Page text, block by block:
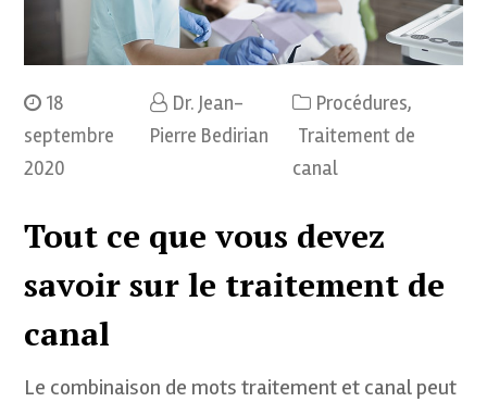
18
septembre
2020
Dr. Jean-
Pierre Bedirian
Procédures,
Traitement de
canal
Tout ce que vous devez
savoir sur le traitement de
canal
Le combinaison de mots traitement et canal peut